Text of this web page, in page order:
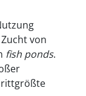
von
fish ponds.